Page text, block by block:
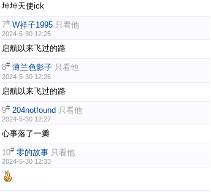
坤坤天使ick
7# W祥子1995 只看他
2024-5-30 12:25
启航以来飞过的路
8# 薄兰色影子 只看他
2024-5-30 12:26
启航以来飞过的路
9# 204notfound 只看他
2024-5-30 12:27
心事落了一瓣
10# 零的故事 只看他
2024-5-30 12:33